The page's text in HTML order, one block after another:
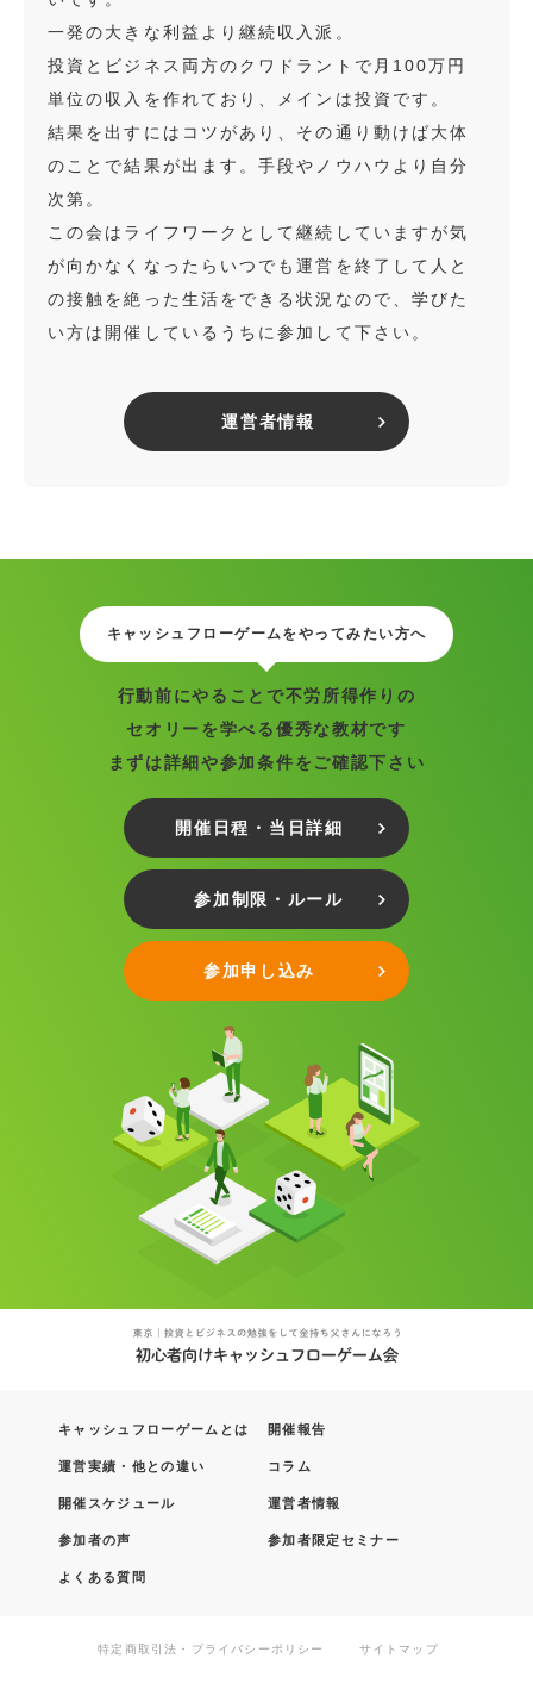
一発の大きな利益より継続収入派。
投資とビジネス両方のクワドラントで月100万円
単位の収入を作れており、メインは投資です。
結果を出すにはコツがあり、その通り動けば大体
のことで結果が出ます。手段やノウハウより自分
次第。
この会はライフワークとして継続していますが気
が向かなくなったらいつでも運営を終了して人と
の接触を絶った生活をできる状況なので、学びた
い方は開催しているうちに参加して下さい。
運営者情報
キャッシュフローゲームをやってみたい方へ
行動前にやることで不労所得作りの
セオリーを学べる優秀な教材です
まずは詳細や参加条件をご確認下さい
開催日程・当日詳細
参加制限・ルール
参加申し込み
キャッシュフローゲームとは
運営実績・他との違い
開催スケジュール
参加者の声
よくある質問
開催報告
コラム
運営者情報
参加者限定セミナー
特定商取引法・プライバシーポリシー サイトマップ